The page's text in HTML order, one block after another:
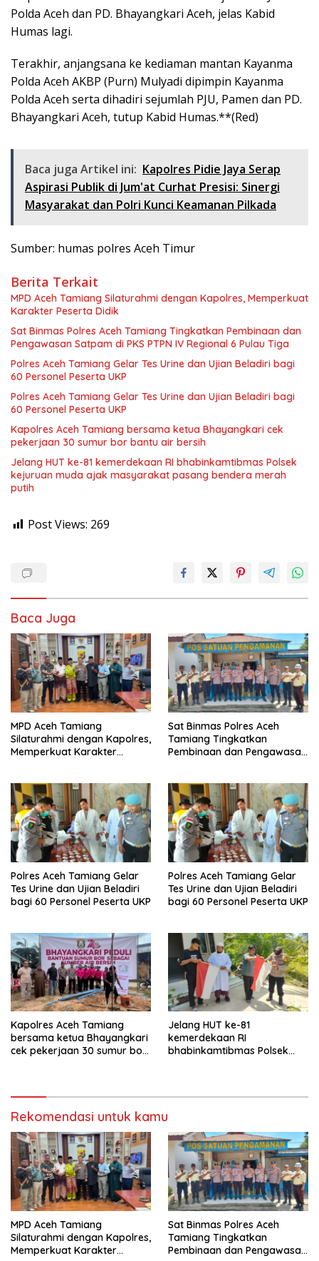
Polda Aceh dan PD. Bhayangkari Aceh, jelas Kabid
Humas lagi.
Terakhir, anjangsana ke kediaman mantan Kayanma
Polda Aceh AKBP (Purn) Mulyadi dipimpin Kayanma
Polda Aceh serta dihadiri sejumlah PJU, Pamen dan PD.
Bhayangkari Aceh, tutup Kabid Humas.**(Red)
Baca juga Artikel ini: Kapolres Pidie Jaya Serap
Aspirasi Publik di Jum'at Curhat Presisi: Sinergi
Masyarakat dan Polri Kunci Keamanan Pilkada
Sumber: humas polres Aceh Timur
Berita Terkait
MPD Aceh Tamiang Silaturahmi dengan Kapolres, Memperkuat
Karakter Peserta Didik
Sat Binmas Polres Aceh Tamiang Tingkatkan Pembinaan dan
Pengawasan Satpam di PKS PTPN IV Regional 6 Pulau Tiga
Polres Aceh Tamiang Gelar Tes Urine dan Ujian Beladiri bagi
60 Personel Peserta UKP
Polres Aceh Tamiang Gelar Tes Urine dan Ujian Beladiri bagi
60 Personel Peserta UKP
Kapolres Aceh Tamiang bersama ketua Bhayangkari cek
pekerjaan 30 sumur bor bantu air bersih
Jelang HUT ke-81 kemerdekaan RI bhabinkamtibmas Polsek
kejuruan muda ajak masyarakat pasang bendera merah
putih
Post Views: 269
Baca Juga
MPD Aceh Tamiang
Silaturahmi dengan Kapolres,
Memperkuat Karakter
Sat Binmas Polres Aceh
Tamiang Tingkatkan
Pembinaan dan Pengawasan
Polres Aceh Tamiang Gelar
Tes Urine dan Ujian Beladiri
bagi 60 Personel Peserta UKP
Polres Aceh Tamiang Gelar
Tes Urine dan Ujian Beladiri
bagi 60 Personel Peserta UKP
Kapolres Aceh Tamiang
bersama ketua Bhayangkari
cek pekerjaan 30 sumur bor
Jelang HUT ke-81
kemerdekaan RI
bhabinkamtibmas Polsek
Rekomendasi untuk kamu
MPD Aceh Tamiang
Silaturahmi dengan Kapolres,
Memperkuat Karakter
Sat Binmas Polres Aceh
Tamiang Tingkatkan
Pembinaan dan Pengawasan